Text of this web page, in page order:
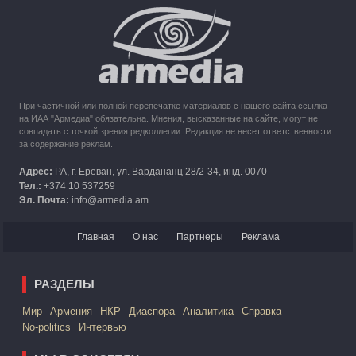
Кипр рассматривает возможность размещения беженцев
из Карабаха
При частичной или полной перепечатке материалов с нашего сайта ссылка
на ИАА "Армедиа" обязательна. Мнения, высказанные на сайте, могут не
совпадать с точкой зрения редколлегии. Редакция не несет ответственности
за содержание реклам.
Адрес: РА, г. Ереван, ул. Вардананц 28/2-34, инд. 0070
Тел.: +374 10 537259
Эл. Почта: info@armedia.am
Главная О нас Партнеры Реклама
РАЗДЕЛЫ
Mир Армения НКР Диаспора Аналитика
Справка
No-politics
Интервью